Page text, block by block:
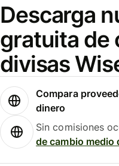
Descarga
gratuita de
divisas
Compara
dinero
Sin comisiones
de cambio medio